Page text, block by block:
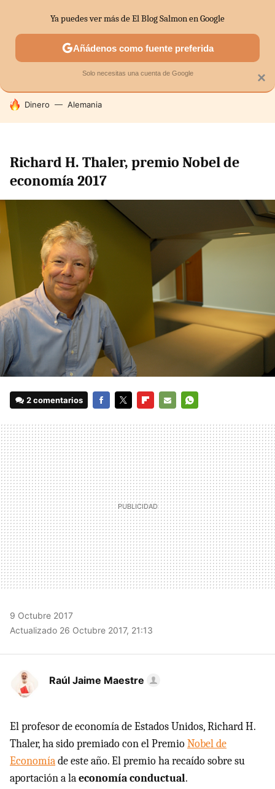
SECTORES ECONOMÍA DOMÉSTICA MERCADOS
HOY SE HABLA DE
Dinero Alemania
Richard H. Thaler, premio Nobel de
economía 2017
2 comentarios
MAIL
9 Octubre 2017
Actualizado 26 Octubre 2017, 21:13
Raúl Jaime Maestre
El profesor de economía de Estados Unidos, Richard H.
Thaler, ha sido premiado con el PremioNobel de
Economíade este año. El premio ha recaído sobre su
aportación a laeconomía conductual.
×
Ya puedes ver más de El Blog Salmon en Google
Añádenos como fuente preferida
Solo necesitas una cuenta de Google